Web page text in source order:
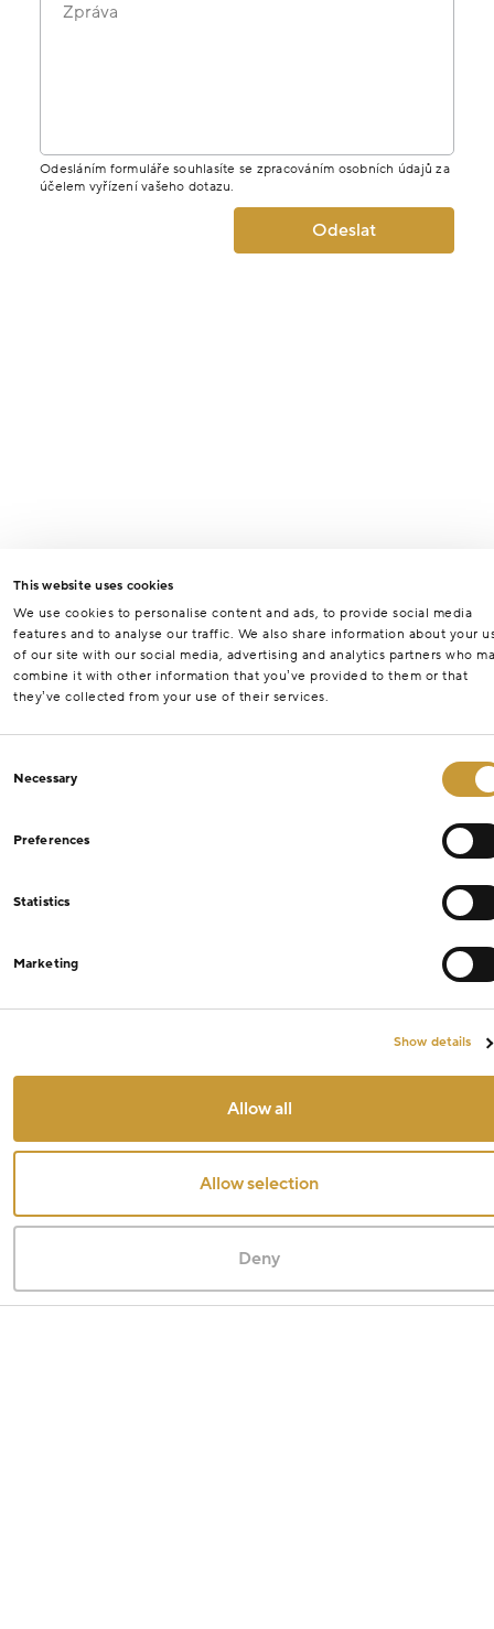
This website uses cookies
We use cookies to personalise content and ads, to provide social media
features and to analyse our traffic. We also share information about your
of our site with our social media, advertising and analytics partners who
combine it with other information that you’ve provided to them or that
they’ve collected from your use of their services.
Selection
Necessary
Preferences
Statistics
Marketing
Show details
Allow all
Allow selection
Deny
Zpráva
Odesláním formuláře souhlasíte se zpracováním osobních údajů za
účelem vyřízení vašeho dotazu.
Odeslat